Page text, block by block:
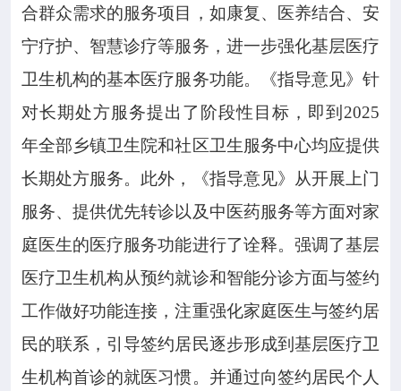
合群众需求的服务项目，如康复、医养结合、安
宁疗护、智慧诊疗等服务，进一步强化基层医疗
卫生机构的基本医疗服务功能。《指导意见》针
对长期处方服务提出了阶段性目标，即到2025
年全部乡镇卫生院和社区卫生服务中心均应提供
长期处方服务。此外，《指导意见》从开展上门
服务、提供优先转诊以及中医药服务等方面对家
庭医生的医疗服务功能进行了诠释。强调了基层
医疗卫生机构从预约就诊和智能分诊方面与签约
工作做好功能连接，注重强化家庭医生与签约居
民的联系，引导签约居民逐步形成到基层医疗卫
生机构首诊的就医习惯。并通过向签约居民个人